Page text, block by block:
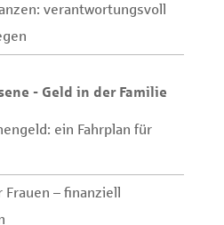
verantwortungsvoll
- Geld in der Familie
ein Fahrplan für
Frauen – finanziell